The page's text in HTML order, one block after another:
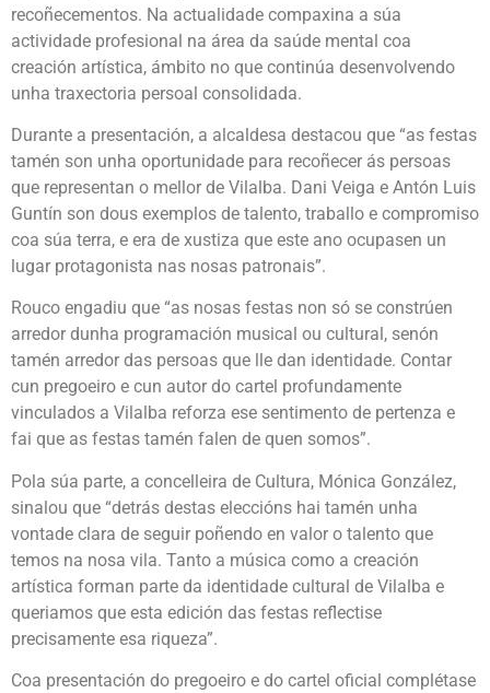
recoñecementos. Na actualidade compaxina a súa
actividade profesional na área da saúde mental coa
creación artística, ámbito no que continúa desenvolvendo
unha traxectoria persoal consolidada.
Durante a presentación, a alcaldesa destacou que “as festas
tamén son unha oportunidade para recoñecer ás persoas
que representan o mellor de Vilalba. Dani Veiga e Antón Luis
Guntín son dous exemplos de talento, traballo e compromiso
coa súa terra, e era de xustiza que este ano ocupasen un
lugar protagonista nas nosas patronais”.
Rouco engadiu que “as nosas festas non só se constrúen
arredor dunha programación musical ou cultural, senón
tamén arredor das persoas que lle dan identidade. Contar
cun pregoeiro e cun autor do cartel profundamente
vinculados a Vilalba reforza ese sentimento de pertenza e
fai que as festas tamén falen de quen somos”.
Pola súa parte, a concelleira de Cultura, Mónica González,
sinalou que “detrás destas eleccións hai tamén unha
vontade clara de seguir poñendo en valor o talento que
temos na nosa vila. Tanto a música como a creación
artística forman parte da identidade cultural de Vilalba e
queriamos que esta edición das festas reflectise
precisamente esa riqueza”.
Coa presentación do pregoeiro e do cartel oficial complétase